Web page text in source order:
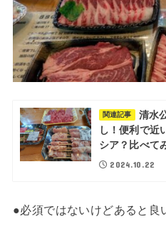
関連記事
清水
し！便利で近
シア？比べて
2024.10.22
●必須ではないけどあると良